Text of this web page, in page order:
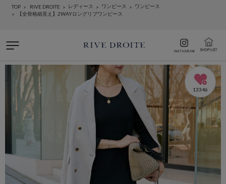
TOP RIVE DROITE レディース ワンピース
ワンピース
【全骨格細見え】2WAYロングリブワンピース
13346